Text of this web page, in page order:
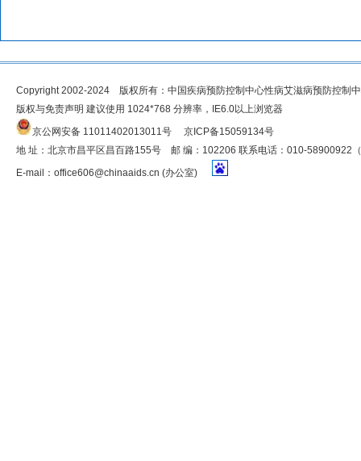
Copyright 2002-2024 版权所有：中国疾病预防控制中心性病艾滋病预防控制
版权与免责声明 建议使用 1024*768 分辨率，IE6.0以上浏览器
京公网安备 11011402013011号
京ICP备15059134号
地 址：北京市昌平区昌百路155号 邮 编：102206 联系电话：010-58900922
E-mail： office606@chinaaids.cn (办公室)